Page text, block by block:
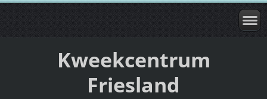
Kweekcentrum
Friesland